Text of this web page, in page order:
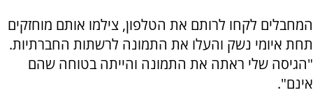
המחבלים לקחו לרותם את הטלפון, צילמו אותם מוחזקים
תחת איומי נשק והעלו את התמונה לרשתות החברתיות.
"הגיסה שלי ראתה את התמונה והייתה בטוחה שהם
אינם".